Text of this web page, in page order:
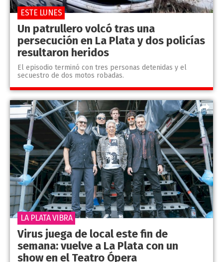
Un patrullero volcó tras una
persecución en La Plata y dos policías
resultaron heridos
El episodio terminó con tres personas detenidas y el
secuestro de dos motos robadas.
ESTE LUNES
Virus juega de local este fin de
semana: vuelve a La Plata con un
show en el Teatro Ópera
LA PLATA VIBRA